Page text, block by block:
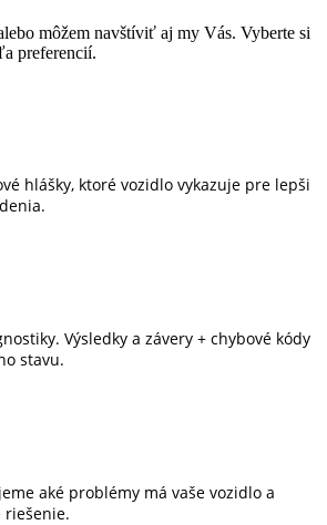
môžem navštíviť aj my Vás. Vyberte si
preferencií.
hlášky, ktoré vozidlo vykazuje pre lepši
Výsledky a závery + chybové kódy
stavu.
aké problémy má vaše vozidlo a